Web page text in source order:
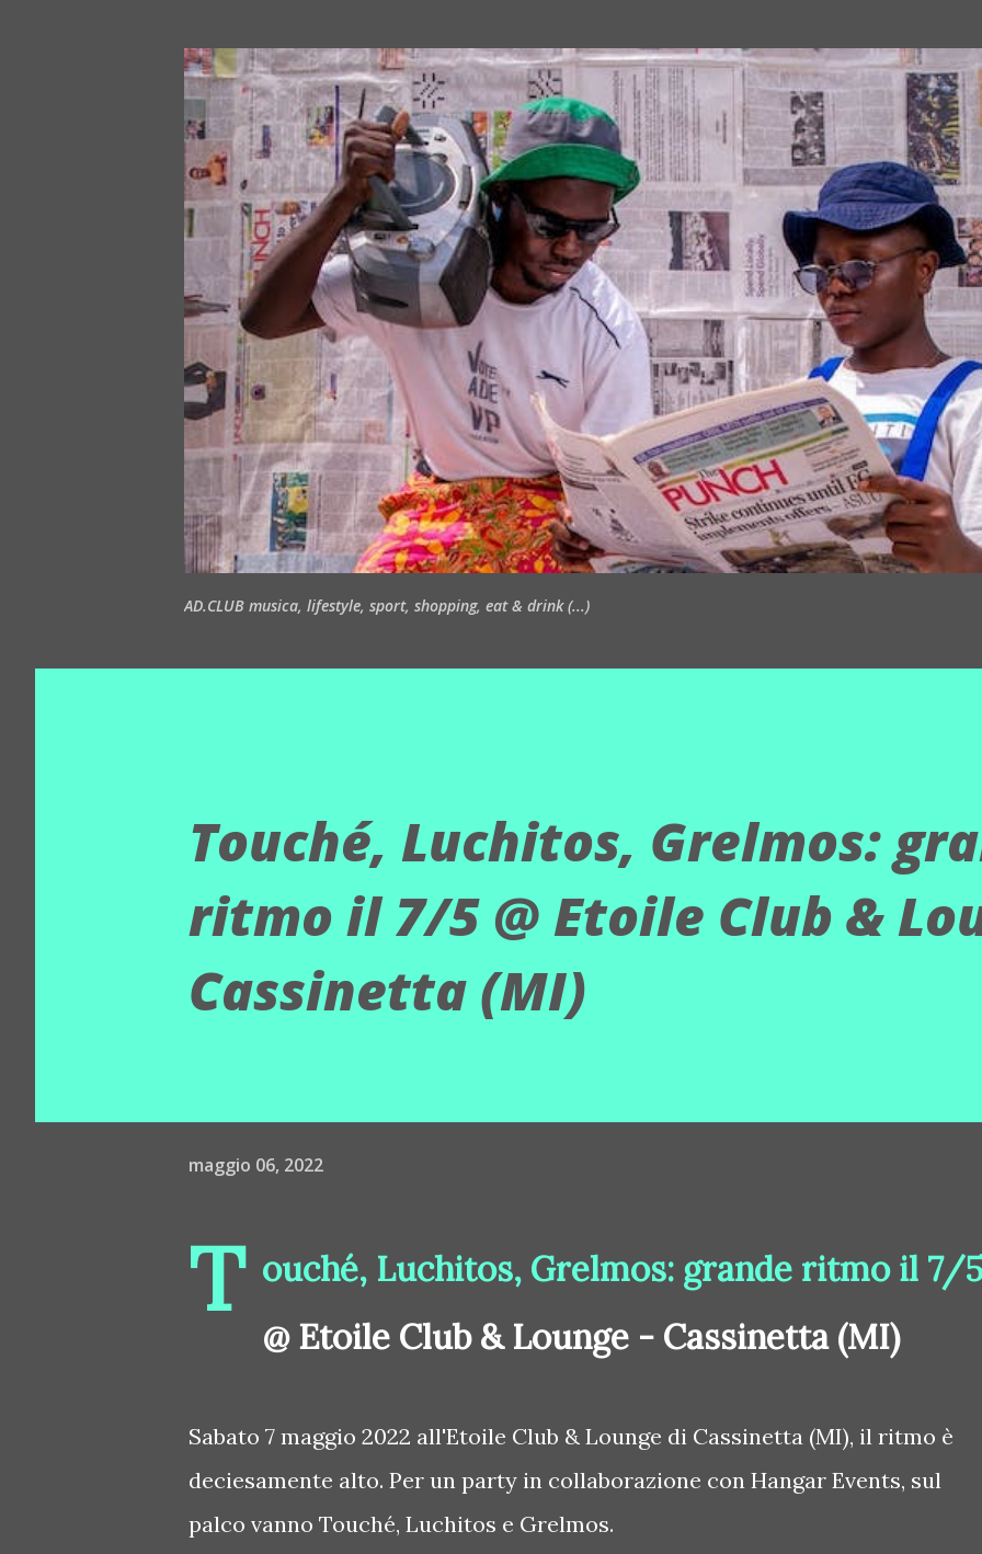
AD.CLUB musica, lifestyle, sport, shopping, eat & drink (...)
Touché, Luchitos, Grelmos:
ritmo il 7/5 @ Etoile Club &
Cassinetta (MI)
maggio 06, 2022
T ouché, Luchitos, Grelmos: grande ritmo il 7/5
@ Etoile Club & Lounge - Cassinetta (MI)
Sabato 7 maggio 2022 all'Etoile Club & Lounge di Cassinetta (MI), il ritmo è
deciesamente alto. Per un party in collaborazione con Hangar Events, sul
palco vanno Touché, Luchitos e Grelmos.